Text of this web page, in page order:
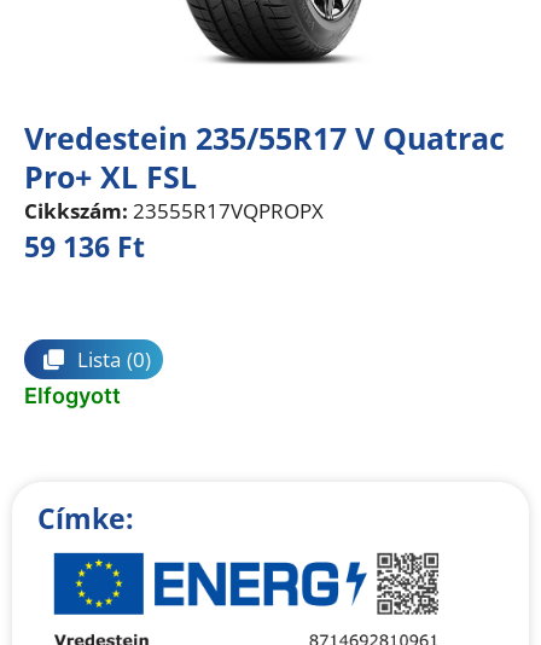
Vredestein 235/55R17 V Quatrac
Pro+ XL FSL
Cikkszám: 23555R17VQPROPX
59 136 Ft
Lista (0)
Elfogyott
Címke: